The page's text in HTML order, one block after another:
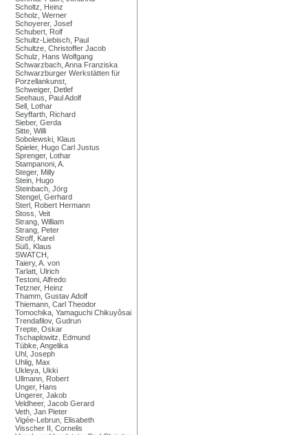
Scholtz, Heinz
Scholz, Werner
Schoyerer, Josef
Schubert, Rolf
Schultz-Liebisch, Paul
Schultze, Christoffer Jacob
Schulz, Hans Wolfgang
Schwarzbach, Anna Franziska
Schwarzburger Werkstätten für
Porzellankunst,
Schweiger, Detlef
Seehaus, Paul Adolf
Sell, Lothar
Seyffarth, Richard
Sieber, Gerda
Sitte, Willi
Sobolewski, Klaus
Spieler, Hugo Carl Justus
Sprenger, Lothar
Stampanoni, A.
Steger, Milly
Stein, Hugo
Steinbach, Jörg
Stengel, Gerhard
Sterl, Robert Hermann
Stoss, Veit
Strang, William
Strang, Peter
Stroff, Karel
Süß, Klaus
SWATCH,
Taiery, A. von
Tarlatt, Ulrich
Testoni, Alfredo
Tetzner, Heinz
Thamm, Gustav Adolf
Thiemann, Carl Theodor
Tomochika, Yamaguchi Chikuyôsai
Trendafilov, Gudrun
Trepte, Oskar
Tschaplowitz, Edmund
Tübke, Angelika
Uhl, Joseph
Uhlig, Max
Ukleya, Ukki
Ullmann, Robert
Unger, Hans
Ungerer, Jakob
Veldheer, Jacob Gerard
Veth, Jan Pieter
Vigée-Lebrun, Elisabeth
Visscher II, Cornelis